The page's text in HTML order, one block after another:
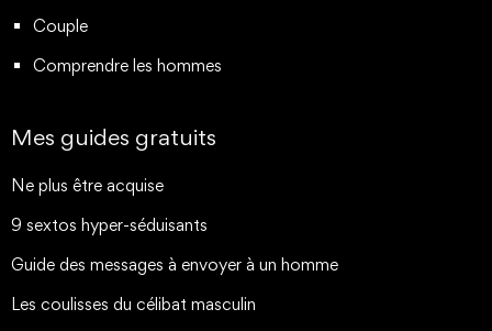
Couple
Comprendre les hommes
Mes guides gratuits
Ne plus être acquise
9 sextos hyper-séduisants
Guide des messages à envoyer à un homme
Les coulisses du célibat masculin